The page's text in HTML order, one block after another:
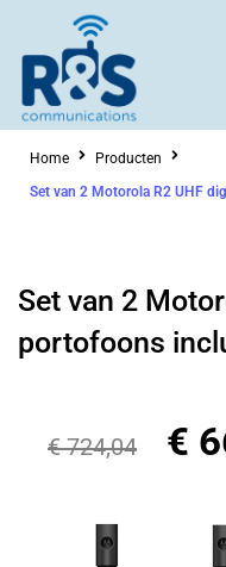
inhoud
Home
Producten
Set van 2 Motorola R2 UHF
Set van 2
portofoons
€724,04
€
€